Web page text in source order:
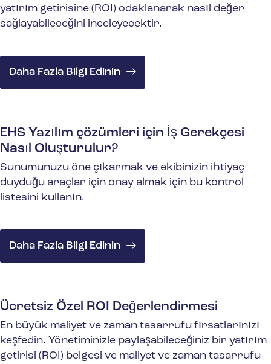
yatırım getirisine (ROI) odaklanarak nasıl değer
sağlayabileceğini inceleyecektir.
Daha Fazla Bilgi Edinin
EHS Yazılım çözümleri için İş Gerekçesi
Nasıl Oluşturulur?
Sunumunuzu öne çıkarmak ve ekibinizin ihtiyaç
duyduğu araçlar için onay almak için bu kontrol
listesini kullanın.
Daha Fazla Bilgi Edinin
Ücretsiz Özel ROI Değerlendirmesi
En büyük maliyet ve zaman tasarrufu fırsatlarınızı
keşfedin. Yönetiminizle paylaşabileceğiniz bir yatırım
getirisi (ROI) belgesi ve maliyet ve zaman tasarrufu